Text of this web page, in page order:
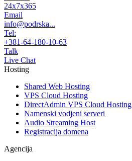
24x7x365
Email
info@podrska...
Tel:
+381-64-180-10-63
Talk
Live Chat
Hosting
Shared Web Hosting
VPS Cloud Hosting
DirectAdmin VPS Cloud Hosting
Namenski vodjeni serveri
Audio Streaming Host
Registracija domena
Agencija